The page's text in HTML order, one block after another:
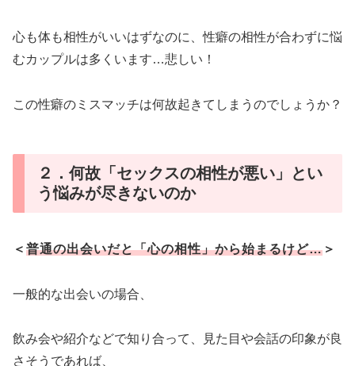
心も体も相性がいいはずなのに、性癖の相性が合わずに悩
むカップルは多くいます…悲しい！
この性癖のミスマッチは何故起きてしまうのでしょうか？
２．何故「セックスの相性が悪い」とい
う悩みが尽きないのか
＜ 普通の出会いだと「心の相性」から始まるけど… ＞
一般的な出会いの場合、
飲み会や紹介などで知り合って、見た目や会話の印象が良
さそうであれば、